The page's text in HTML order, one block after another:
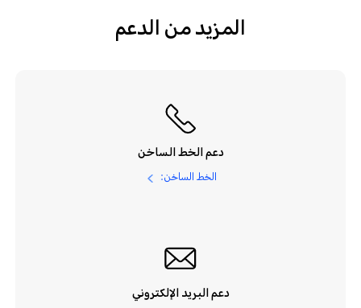
المزيد من الدعم
دعم الخط الساخن
الخط الساخن:
دعم البريد الإلكتروني